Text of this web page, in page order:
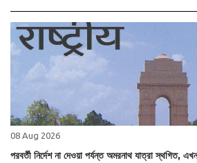
08 Aug 2026
পরবর্তী নির্দেশ না দেওয়া পর্যন্ত অমরনাথ যাত্রা স্থগিত,